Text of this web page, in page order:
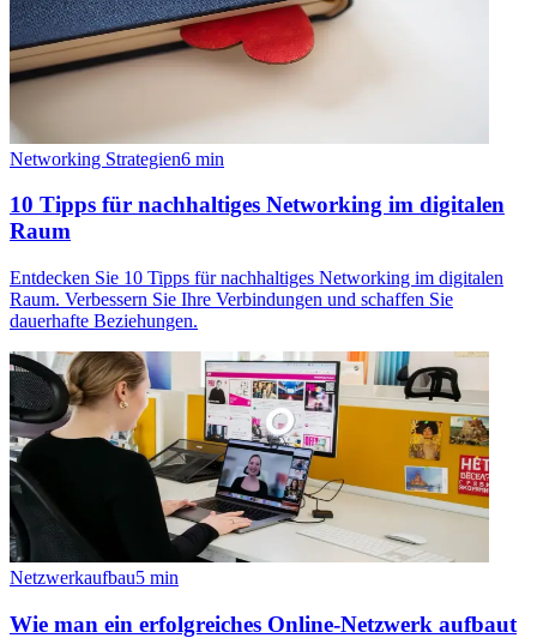
Networking Strategien6 min
10 Tipps für nachhaltiges Networking im digitalen
Raum
Entdecken Sie 10 Tipps für nachhaltiges Networking im digitalen
Raum. Verbessern Sie Ihre Verbindungen und schaffen Sie
dauerhafte Beziehungen.
Netzwerkaufbau5 min
Wie man ein erfolgreiches Online-Netzwerk aufbaut